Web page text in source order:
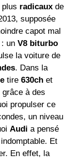
plus radicaux de
supposée
capot mal
un V8 biturbo
la voiture de
. Dans la
tire 630ch et
à des
propulser ce
un niveau
Audi a pensé
indomptable. Et
En effet, la